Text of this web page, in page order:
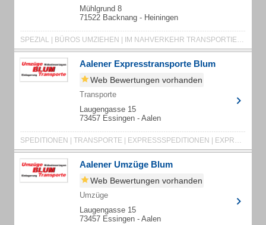
Mühlgrund 8
71522 Backnang - Heiningen
SPEZIAL | BÜROS UMZIEHEN | IM NAHVERKEHR TRANSPORTIEREN | ALTENHEIMUMZÜGE | ANTIQUITÄTEN TRANSPORTIEREN | MÖBEL ENTSORGEN | MÖBEL TRANSPORTIEREN | VERPACKUNGEN VERKAUFEN | MÖBELSPEDITION | ÜBERSEEUMZUG | SENIORENHAUSHALT UMZIEHEN | TRANSPORTIEREN | UMZUGSSPEDITION | UMZUGSTRANSPORTE | SCHRÄNKE MONTIEREN | MÖBELPACKER | WOHNUNGEN ENTRÜMPELN | LAGERUNG | UMZUG | UMZUGSUNTERNEHMEN | MÖBEL LAGERN
Aalener Expresstransporte Blum
Web Bewertungen vorhanden
Transporte
Laugengasse 15
73457 Essingen - Aalen
SPEDITIONEN | TRANSPORTE | EXPRESSSPEDITIONEN | EXPRESSTRANSPORTE | EXPRESSFAHRTEN | SONDERFAHRTEN | KURIERFAHRTEN | DIREKT TRANSPORTE | MONTAGE | MONTAGESERVICE | EUROPAWEITE TRANSPORTE | EUROPAWEITE FAHRTEN | PRODUKTAUSLIEFERUNGEN | EUROPAWEITE SONDERFAHRTEN | EUROPAWEITE KURIERFAHRTEN | JENA OBERKOCHEN | KURIERDIENSTE | KURIERSERVICE
Aalener Umzüge Blum
Web Bewertungen vorhanden
Umzüge
Laugengasse 15
73457 Essingen - Aalen